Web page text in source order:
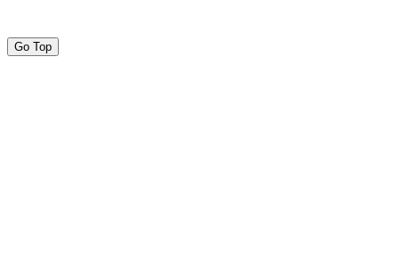
Go Top